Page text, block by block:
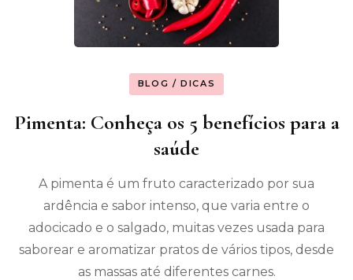
BLOG / DICAS
Pimenta: Conheça os 5 benefícios para a
saúde
A pimenta é um fruto caracterizado por sua
ardência e sabor intenso, que varia entre o
adocicado e o salgado, muitas vezes usada para
saborear e aromatizar pratos de vários tipos, desde
as massas até diferentes carnes.